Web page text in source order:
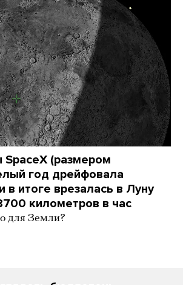
SpaceX (размером
год дрейфовала
в итоге врезалась в Луну
километров в час
для Земли?